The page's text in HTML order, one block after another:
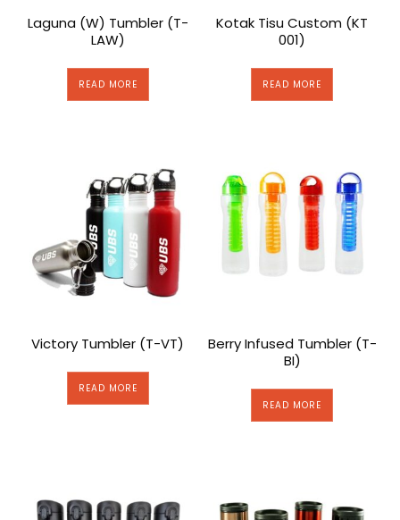
Laguna (W) Tumbler (T-
LAW)
READ MORE
Kotak Tisu Custom (KT
001)
READ MORE
Victory Tumbler (T-VT)
READ MORE
Berry Infused Tumbler (T-
BI)
READ MORE